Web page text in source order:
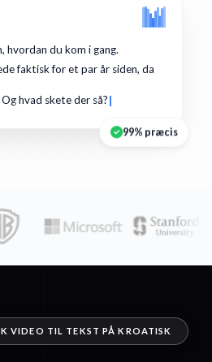
hvordan du kom i gang.
faktisk for et par år siden, da
hvad skete der så?
99% præcis
VIDEO TIL TEKST PÅ KROATISK